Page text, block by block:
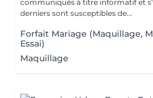
communiqués à titre informatif et
derniers sont susceptibles de...
Forfait Mariage (Maquillage,
Essai)
Maquillage